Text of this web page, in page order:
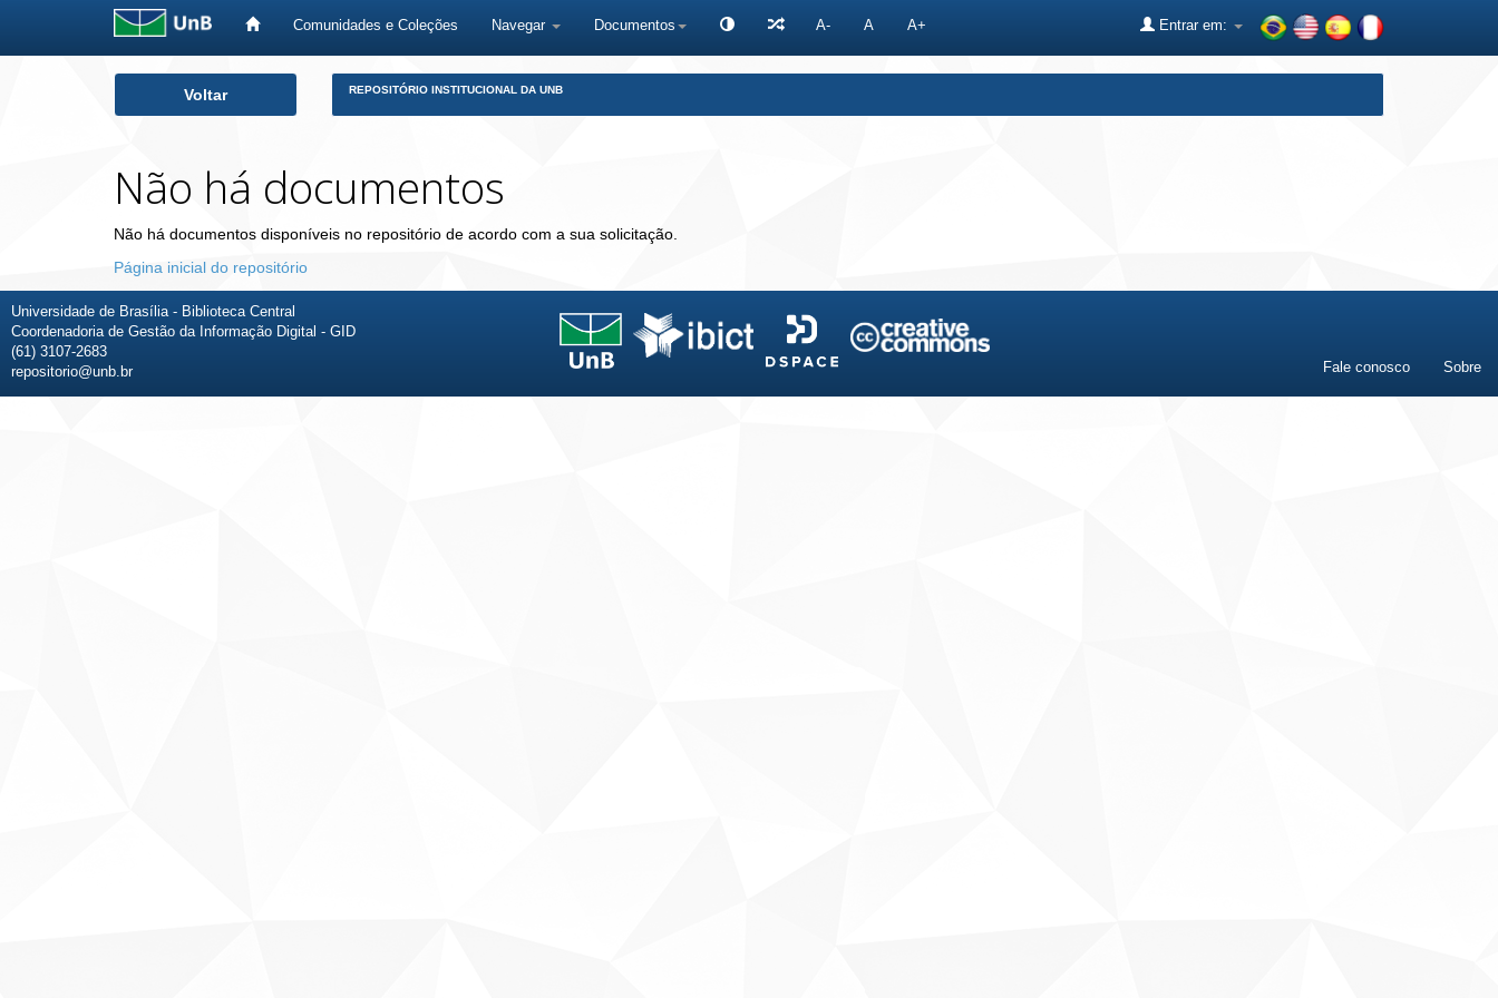
Comunidades e Coleções Navegar Documentos A- A A+ Entrar em:
Voltar REPOSITÓRIO INSTITUCIONAL DA UNB
Não há documentos
Não há documentos disponíveis no repositório de acordo com a sua solicitação.
Página inicial do repositório
Universidade de Brasília - Biblioteca Central
Coordenadoria de Gestão da Informação Digital - GID
(61) 3107-2683
repositorio@unb.br
Fale conosco Sobre